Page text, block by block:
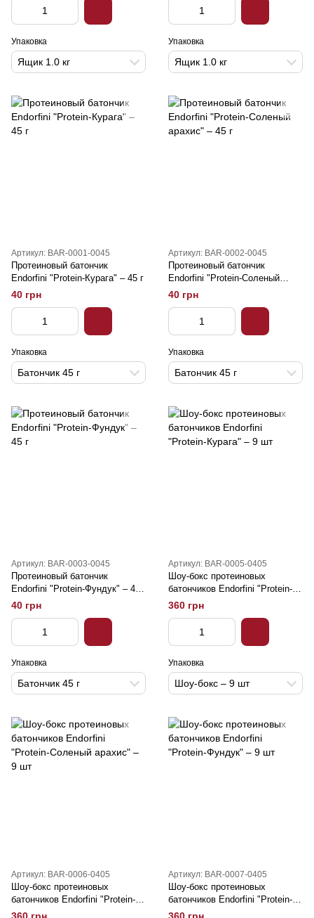
Упаковка
Ящик 1.0 кг
Упаковка
Ящик 1.0 кг
Артикул: BAR-0001-0045
Протеиновый батончик
Endorfini "Protein-Курага" – 45 г
40 грн
Упаковка
Батончик 45 г
Артикул: BAR-0002-0045
Протеиновый батончик
Endorfini "Protein-Соленый
арахис" – 45 г
40 грн
Упаковка
Батончик 45 г
Артикул: BAR-0003-0045
Протеиновый батончик
Endorfini "Protein-Фундук" – 45
г
40 грн
Упаковка
Батончик 45 г
Артикул: BAR-0005-0405
Шоу-бокс протеиновых
батончиков Endorfini "Protein-
Курага" – 9 шт
360 грн
Упаковка
Шоу-бокс – 9 шт
Артикул: BAR-0006-0405
Шоу-бокс протеиновых
батончиков Endorfini "Protein-
Соленый арахис" – 9 шт
Артикул: BAR-0007-0405
Шоу-бокс протеиновых
батончиков Endorfini "Protein-
Фундук" – 9 шт